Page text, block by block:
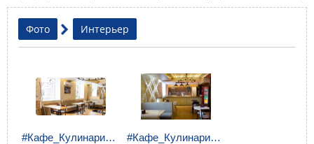
Фото Интерьер
#Кафе_Кулинария_Воркута (1).jpg #Кафе_Кулинария_Воркута (2).jpg